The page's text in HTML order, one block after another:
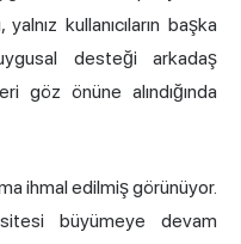
kullanıcıların başka
desteği arkadaş
göz önüne alındığında
ihmal edilmiş görünüyor.
büyümeye devam